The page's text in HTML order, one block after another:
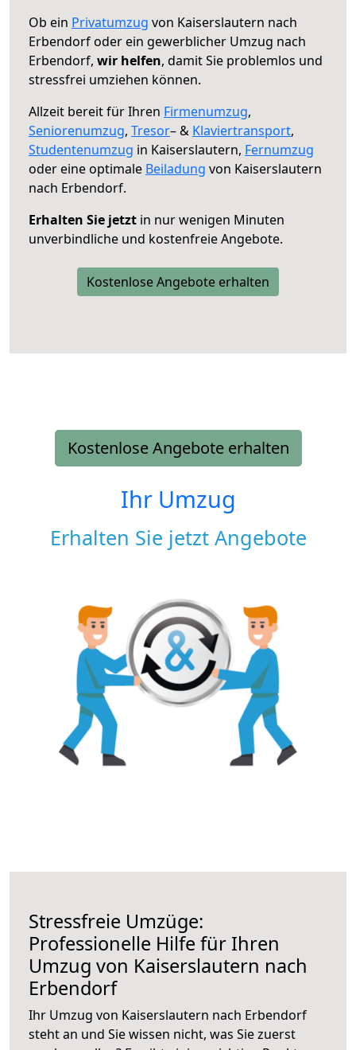
Ob ein Privatumzug von Kaiserslautern nach
Erbendorf oder ein gewerblicher Umzug nach
Erbendorf, wir helfen, damit Sie problemlos und
stressfrei umziehen können.
Allzeit bereit für Ihren Firmenumzug,
Seniorenumzug, Tresor– & Klaviertransport,
Studentenumzug in Kaiserslautern, Fernumzug
oder eine optimale Beiladung von Kaiserslautern
nach Erbendorf.
Erhalten Sie jetzt in nur wenigen Minuten
unverbindliche und kostenfreie Angebote.
Kostenlose Angebote erhalten
Kostenlose Angebote erhalten
Ihr Umzug
Erhalten Sie jetzt Angebote
Stressfreie Umzüge:
Professionelle Hilfe für Ihren
Umzug von Kaiserslautern nach
Erbendorf
Ihr Umzug von Kaiserslautern nach Erbendorf
steht an und Sie wissen nicht, was Sie zuerst